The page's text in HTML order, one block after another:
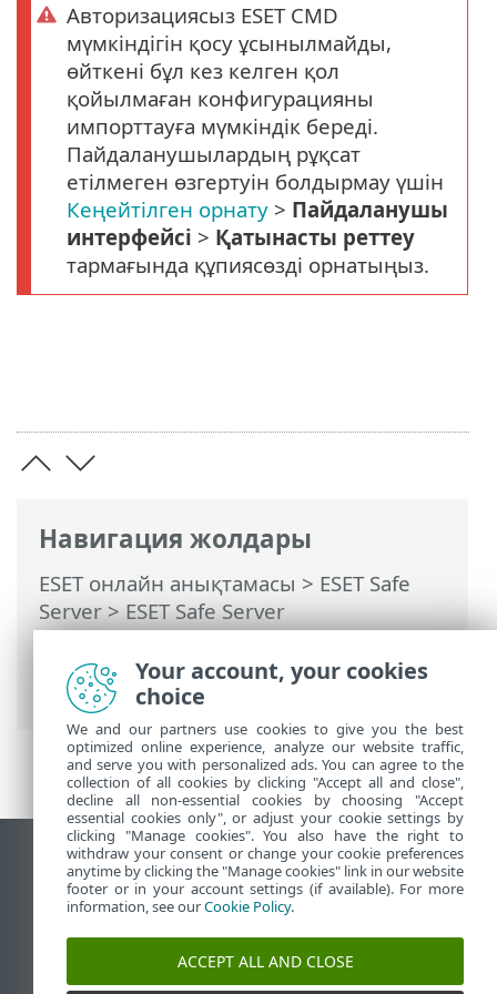
Навигация жолдары
ESET онлайн анықтамасы > ESET Safe
Server>ESET Safe Server
бағдарламасымен жұмыс істеу>
Кеңейтілген орнату>Пайдаланушы
интерфейсі> ESET CMD
Авторизациясыз ESET CMD
мүмкіндігін қосу ұсынылмайды,
өйткені бұл кез келген қол
қойылмаған конфигурацияны
импорттауға мүмкіндік береді.
Пайдаланушылардың рұқсат
етілмеген өзгертуін болдырмау үшін
Кеңейтілген орнату > Пайдаланушы
интерфейсі > Қатынасты реттеу
тармағында құпиясөзді орнатыңыз.
Жұмыс үстеліндегі сайтты қарау
End of Life
ESET білім қоры
ESET форумы
ESET Status Portal
Your account, your cookies
choice
We and our partners use cookies to give you the best
optimized online experience, analyze our website traffic,
and serve you with personalized ads. You can agree to the
collection of all cookies by clicking "Accept all and close",
decline all non-essential cookies by choosing "Accept
essential cookies only", or adjust your cookie settings by
clicking "Manage cookies". You also have the right to
withdraw your consent or change your cookie preferences
anytime by clicking the "Manage cookies" link in our website
footer or in your account settings (if available). For more
information, see ourCookie Policy.
ACCEPT ALL AND CLOSE